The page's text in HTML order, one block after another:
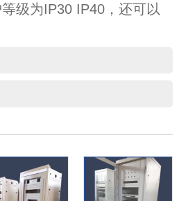
级为IP30 IP40，还可以